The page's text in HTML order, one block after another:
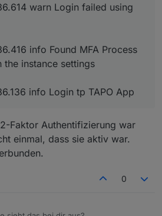
warn Login failed using
info Found MFA Process
the instance settings
info Login tp TAPO App
Faktor Authentifizierung war
einmal, dass sie aktiv war.
0